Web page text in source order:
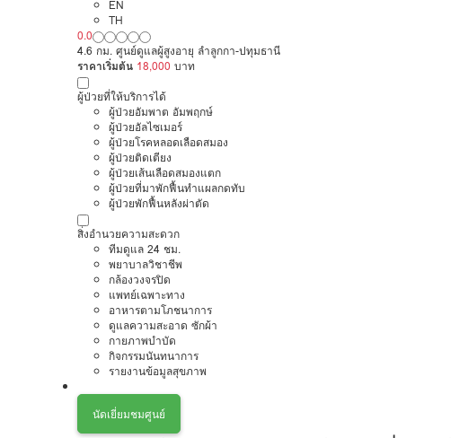
EN
TH
0.0
4.6 กม. ศูนย์ดูแลผู้สูงอายุ ลำลูกกา-ปทุมธานี
ราคาเริ่มต้น 18,000 บาท
ผู้ป่วยที่ให้บริการได้
ผู้ป่วยอัมพาต อัมพฤกษ์
ผู้ป่วยอัลไซเมอร์
ผู้ป่วยโรคหลอดเลือดสมอง
ผู้ป่วยติดเตียง
ผู้ป่วยเส้นเลือดสมองแตก
ผู้ป่วยที่มาพักฟื้นทำแผลกดทับ
ผู้ป่วยพักฟื้นหลังผ่าตัด
สิ่งอำนวยความสะดวก
ทีมดูแล 24 ชม.
พยาบาลวิชาชีพ
กล้องวงจรปิด
แพทย์เฉพาะทาง
อาหารตามโภชนาการ
ดูแลความสะอาด ซักผ้า
กายภาพบำบัด
กิจกรรมนันทนาการ
รายงานข้อมูลสุขภาพ
นัดเยี่ยมชมศูนย์